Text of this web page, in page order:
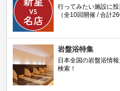
行ってみたい施設に
（全10回開催 / 合計
岩盤浴特集
日本全国の岩盤浴情
検索！